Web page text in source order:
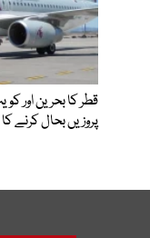
قطر کا بحرین اور
پروزیں بحال کرنے